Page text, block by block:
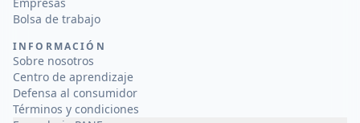
Bolsa de trabajo
INFORMACIÓN
Sobre nosotros
Centro de aprendizaje
Defensa al consumidor
Términos y condiciones